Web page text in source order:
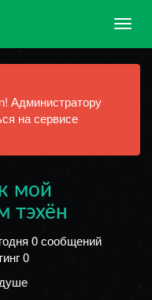
Администратору
на сервисе
мой
тэхён
0 сообщений
0